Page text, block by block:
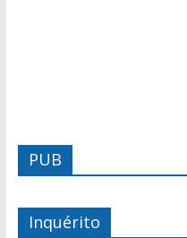
PUB
Inquérito